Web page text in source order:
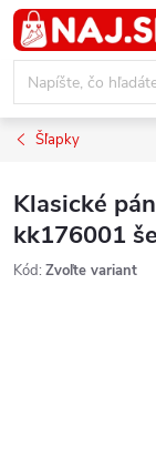
Prejsť
na
obsah
Šľapky
Klasické
kk176001
Kód: Zvoľte variant